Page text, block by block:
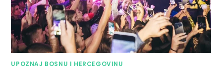
UPOZNAJ BOSNU I HERCEGOVINU